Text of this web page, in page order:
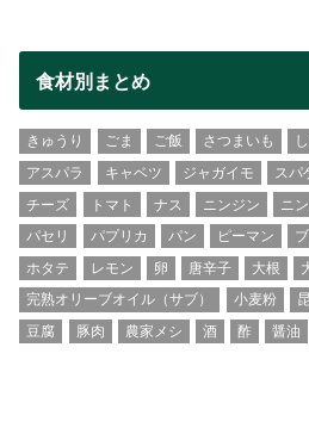
食材別まとめ
きゅうり ごま ご飯 さつまいも
アスパラ
キャベツ ジャガイモ スパ
チーズ
トマト ナス ニンジン ニ
パセリ
パプリカ パン ピーマン
ホタテ
レモン 卵 唐辛子 大根
完熟オリーブオイル（サブ）
小麦粉
豆腐
豚肉 農家メシ 酒 酢 醤油